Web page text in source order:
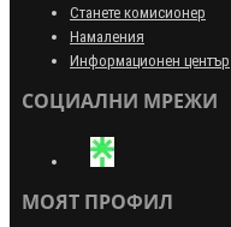
Станете комисионер
Намаления
Информационен център
СОЦИАЛНИ МРЕЖИ
МОЯТ ПРОФИЛ